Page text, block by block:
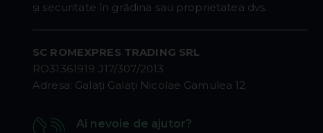
și securitate în grădina sau proprietatea dvs.
SC ROMEXPRES TRADING SRL
RO31361919 J17/307/2013
Adresa: Galaţi Galaţi Nicolae Gamulea 12
Ai nevoie de ajutor?